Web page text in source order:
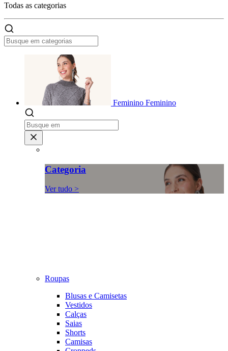
Todas as categorias
Feminino Feminino
Categoria
Ver tudo >
Roupas
Blusas e Camisetas
Vestidos
Calças
Saias
Shorts
Camisas